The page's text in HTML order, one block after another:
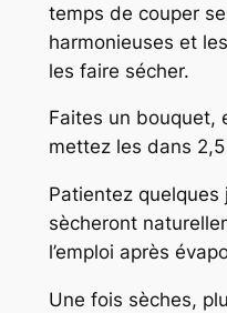
temps de couper
harmonieuses et
les faire sécher.
Faites un bouquet,
mettez les dans 2,5
Patientez quelques
sècheront
l’emploi après
Une fois sèches,